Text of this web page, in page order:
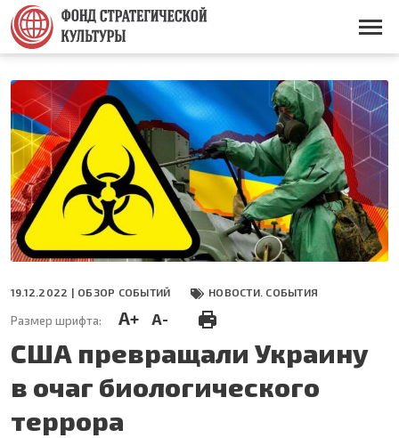
Перейти
основному
содержанию
Основная
19.12.2022 | ОБЗОР СОБЫТИЙ НОВОСТИ. СОБЫТИЯ
Размер шрифта: A+ A-
США превращали Украину
в очаг биологического
террора